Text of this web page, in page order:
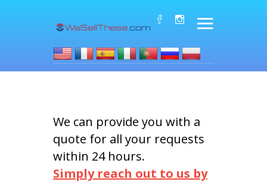
We can provide you with a
quote for all your requests
within 24 hours.
Simply reach out to us by